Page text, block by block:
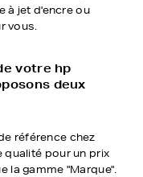
à jet d'encre ou
vous.
votre hp
deux
référence chez
qualité pour un prix
la gamme "Marque".